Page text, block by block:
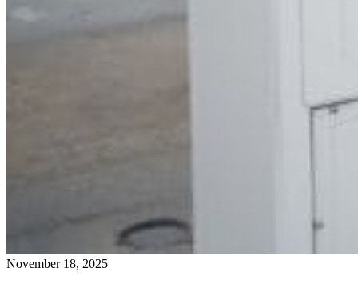
November 18, 2025